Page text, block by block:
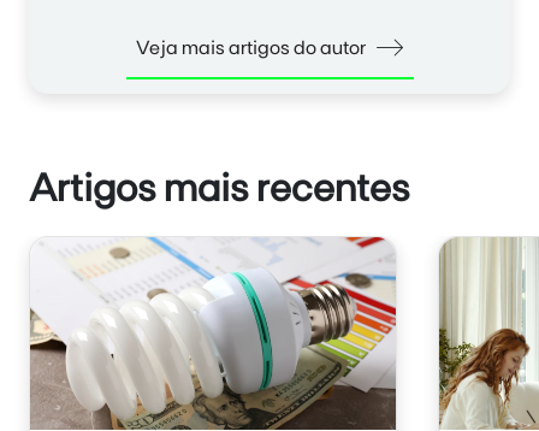
Veja mais artigos do autor
Artigos mais recentes